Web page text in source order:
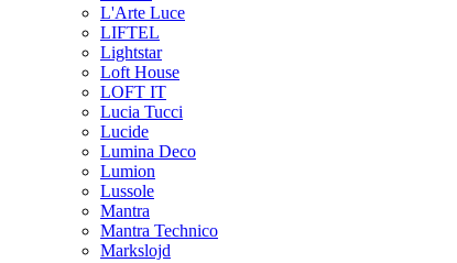
L'Arte Luce
LIFTEL
Lightstar
Loft House
LOFT IT
Lucia Tucci
Lucide
Lumina Deco
Lumion
Lussole
Mantra
Mantra Technico
Markslojd